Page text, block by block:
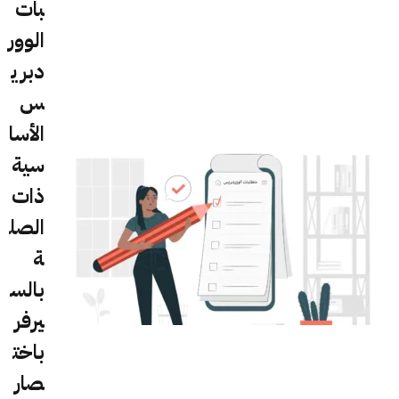
بات
الوور
دبري
س
الأسا
سية
ذات
الصل
ة
بالس
يرفر
باخت
صار